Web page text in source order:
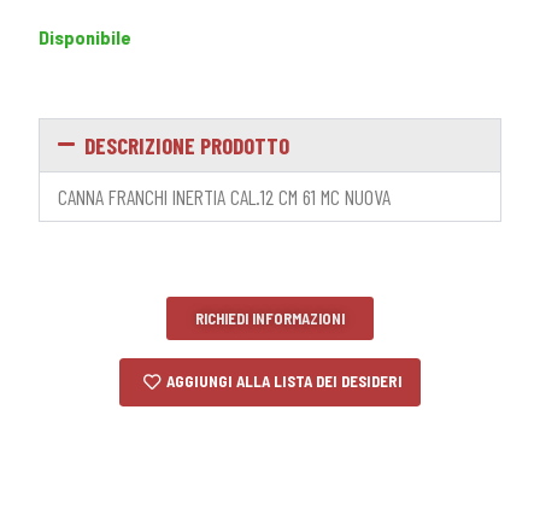
Disponibile
DESCRIZIONE PRODOTTO
CANNA FRANCHI INERTIA CAL.12 CM 61 MC NUOVA
RICHIEDI INFORMAZIONI
AGGIUNGI ALLA LISTA DEI DESIDERI